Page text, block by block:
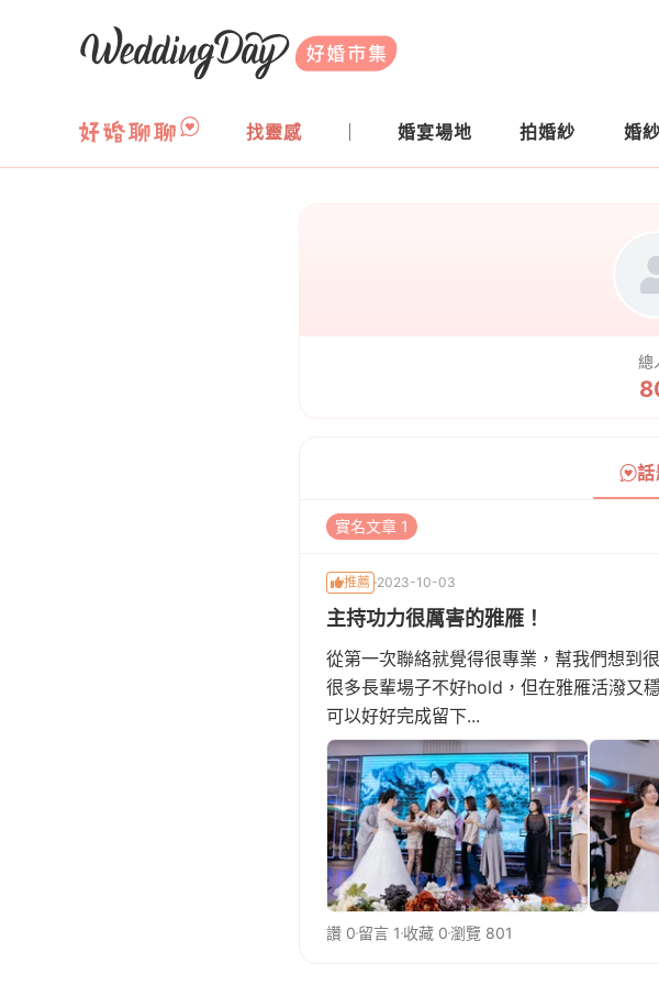
WeddingDay 好婚市集
找靈感 婚宴場地 拍婚紗 婚
總
實名文章 1
推薦 2023-10-03
主持功力很厲害的雅雁！
從第一次聯絡就覺得很專業，幫我們想到
很多長輩場子不好hold，但在雅雁活潑又
可以好好完成留下...
讚 0 留言 1 收藏 0瀏覽 801